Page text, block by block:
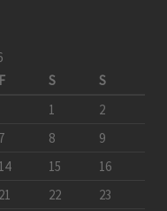
F S S
1
2
7 8
9
14 15
16
21 22
23